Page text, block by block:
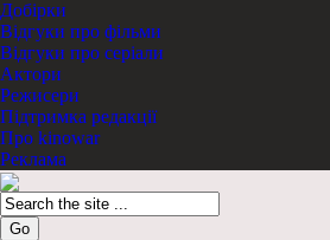
Добірки
Відгуки про фільми
Відгуки про серіали
Актори
Режисери
Підтримка редакції
Про kinowar
Реклама
Go